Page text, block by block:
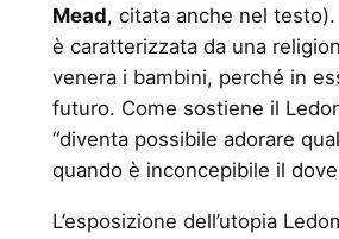
Mead, citata anche nel
è caratterizzata da una
venera i bambini, perché in
futuro. Come sostiene il
“diventa possibile adorare
quando è inconcepibile il
L’esposizione dell’utopia